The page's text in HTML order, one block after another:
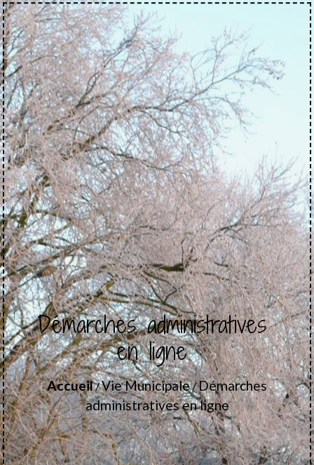
Démarches administratives
en ligne
Accueil/Vie Municipale/Démarches
administratives en ligne